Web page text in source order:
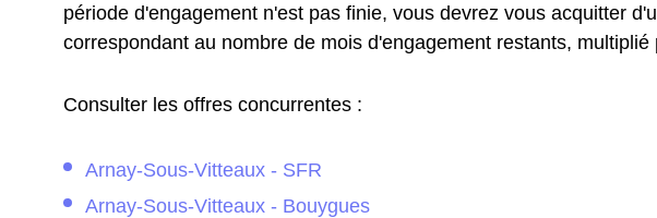
période d'engagement n'est pas finie, vous devrez vous acquitter
correspondant au nombre de mois d'engagement restants,
Consulter les offres concurrentes :
Arnay-Sous-Vitteaux - SFR
Arnay-Sous-Vitteaux - Bouygues